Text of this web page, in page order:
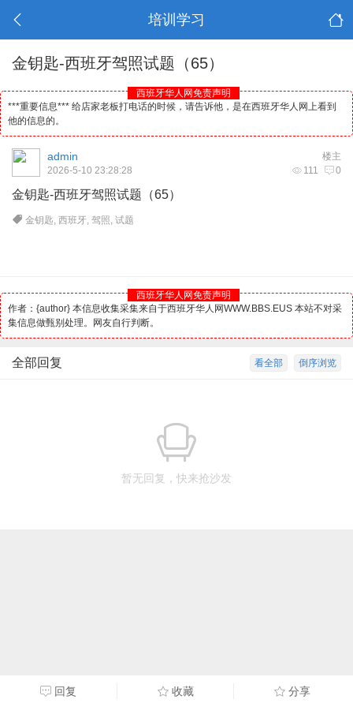
培训学习
金钥匙-西班牙驾照试题（65）
西班牙华人网免责声明
***重要信息*** 给店家老板打电话的时候，请告诉他，是在西班牙华人网上看到
他的信息的。
楼主
admin
111 0
2026-5-10 23:28:28
金钥匙-西班牙驾照试题（65）
金钥匙,西班牙,驾照,试题
西班牙华人网免责声明
作者：{author} 本信息收集采集来自于西班牙华人网WWW.BBS.EUS 本站不对采
集信息做甄别处理。网友自行判断。
倒序浏览
看全部
全部回复
暂无回复，快来抢沙发
回复 收藏 分享